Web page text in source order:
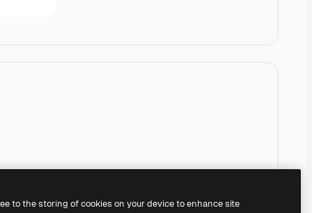
to the storing of cookies on your device to enhance site